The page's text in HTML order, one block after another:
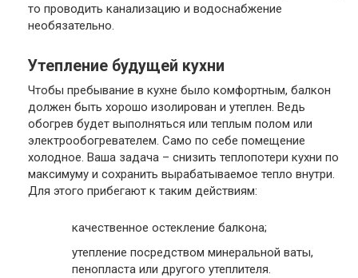
то проводить канализацию и водоснабжение
необязательно.
Утепление будущей кухни
Чтобы пребывание в кухне было комфортным, балкон
должен быть хорошо изолирован и утеплен. Ведь
обогрев будет выполняться или теплым полом или
электрообогревателем. Само по себе помещение
холодное. Ваша задача – снизить теплопотери кухни по
максимуму и сохранить вырабатываемое тепло внутри.
Для этого прибегают к таким действиям:
качественное остекление балкона;
утепление посредством минеральной ваты,
пенопласта или другого утеплителя.